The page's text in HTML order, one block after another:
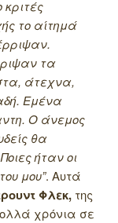
το αίτημά
τα
άτεχνα,
Εμένα
Ο άνεμος
θα
ήταν οι
μου”. Αυτά
Φλεκ, της
χρόνια σε